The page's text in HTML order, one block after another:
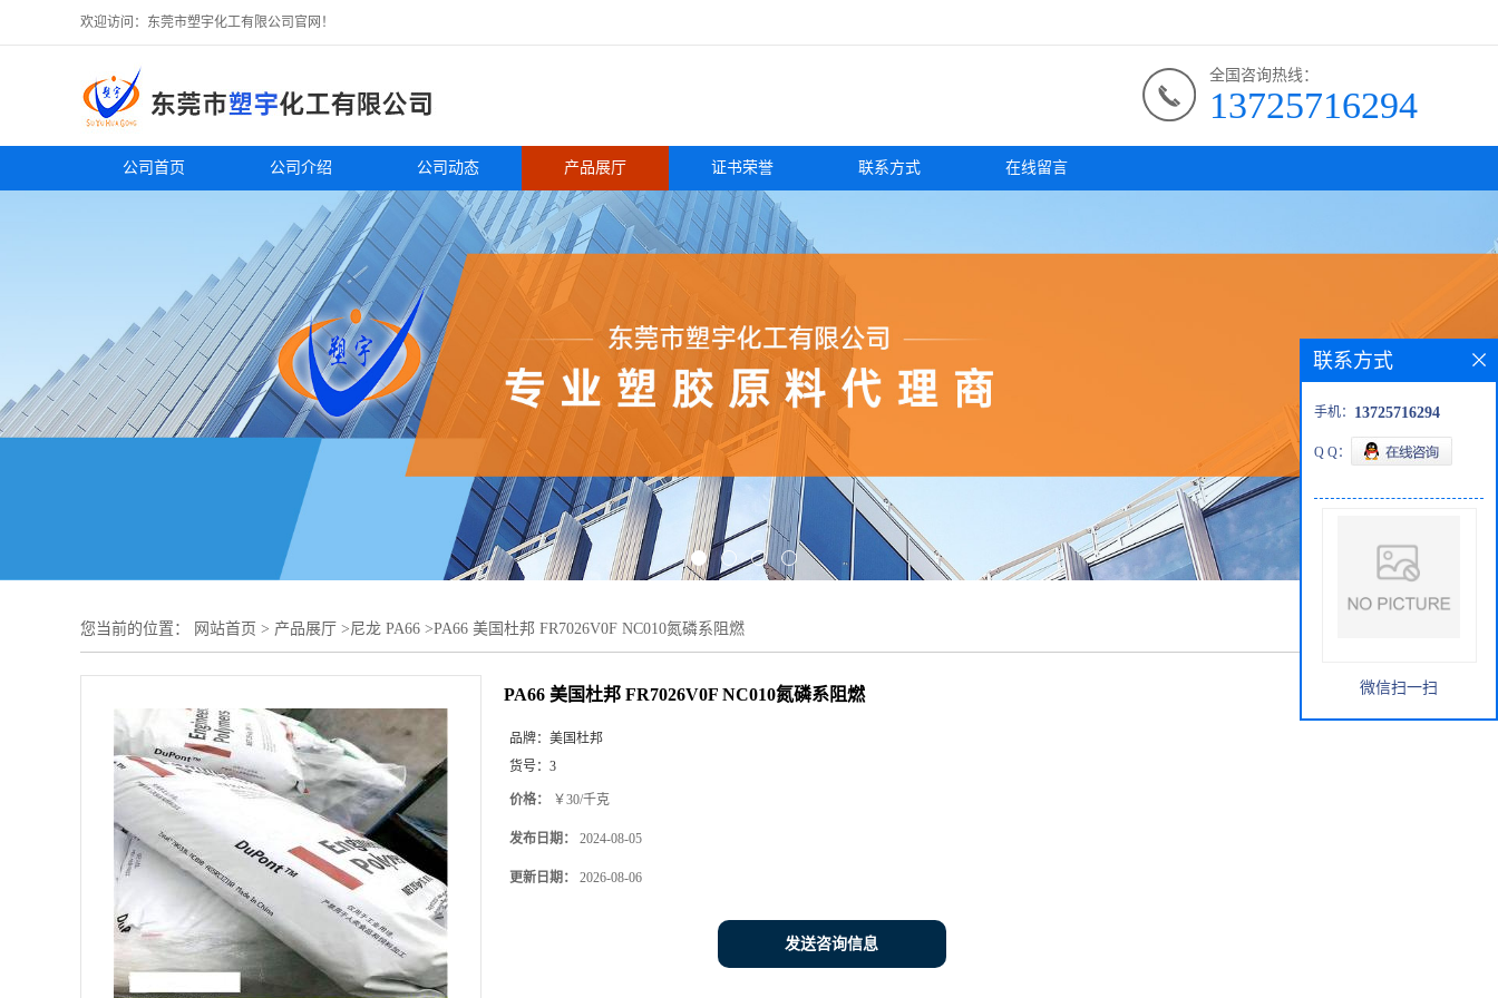
欢迎访问：东莞市塑宇化工有限公司官网！
全国咨询热线：
13725716294
公司首页 公司介绍 公司动态 产品展厅 证书荣誉 联系方式 在线留言
您当前的位置： 网站首页 > 产品展厅 >尼龙 PA66 >PA66 美国杜邦 FR7026V0F NC010氮磷系阻燃
PA66 美国杜邦 FR7026V0F NC010氮磷系阻燃
品牌： 美国杜邦
货号： 3
价格： ￥30/千克
发布日期： 2024-08-05
更新日期： 2026-08-06
发送咨询信息
联系方式
手机： 13725716294
Q Q：
微信扫一扫